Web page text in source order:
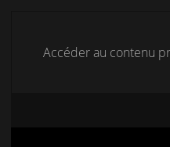
Accéder au contenu